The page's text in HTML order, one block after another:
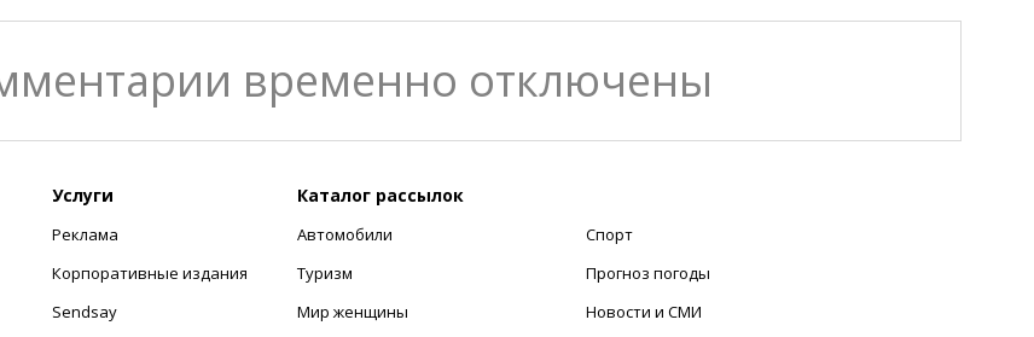
временно отключены
Услуги
Реклама
Корпоративные издания
Sendsay
Каталог рассылок
Автомобили
Туризм
Мир женщины
Спорт
Прогноз погоды
Новости и СМИ